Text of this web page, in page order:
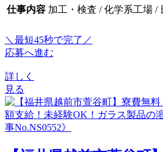
仕事内容 加工・検査 / 化学系工場 /
＼最短45秒で完了／
応募へ進む
詳しく
見る